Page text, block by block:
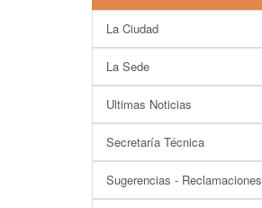
La Ciudad
La Sede
Ultimas Noticias
Secretaría Técnica
Sugerencias - Reclamaciones